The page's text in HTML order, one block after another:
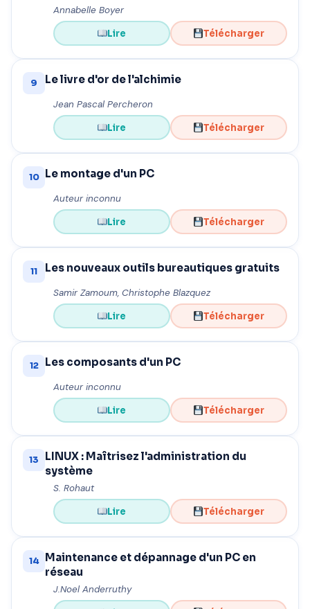
Annabelle Boyer
Lire
Télécharger
9 Le livre d'or de l'alchimie
Jean Pascal Percheron
Lire
Télécharger
10 Le montage d'un PC
Auteur inconnu
Lire
Télécharger
11 Les nouveaux outils bureautiques gratuits
Samir Zamoum, Christophe Blazquez
Lire
Télécharger
12 Les composants d'un PC
Auteur inconnu
Lire
Télécharger
13
LINUX : Maîtrisez l'administration du
système
S. Rohaut
Lire
Télécharger
14 Maintenance et dépannage d'un PC en
réseau
J.Noel Anderruthy